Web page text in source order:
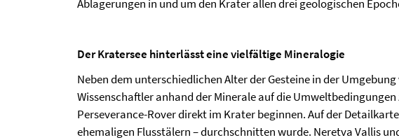
Ablagerungen in und um den Krater allen drei geologischen
Der Kratersee hinterlässt eine vielfältige Mineralogie
Neben dem unterschiedlichen Alter der Gesteine in der
Wissenschaftler anhand der Minerale auf die
Perseverance-Rover direkt im Krater beginnen. Auf der
ehemaligen Flusstälern – durchschnitten wurde. Neretva Vallis